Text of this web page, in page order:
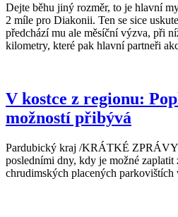
Dejte běhu jiný rozměr, to je hlavní
2 míle pro Diakonii. Ten se sice
předchází mu ale měsíční výzva, při
kilometry, které pak hlavní partneři
V kostce z regionu:
možností přibývá
Pardubický kraj /KRÁTKÉ
posledními dny, kdy je možné zaplatit
chrudimských placených parkovištích